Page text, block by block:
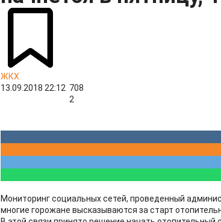
ЖКХ
13.09.2018 22:12 708
2
Мониторинг социальных сетей, проведенный
многие горожане высказываются за старт